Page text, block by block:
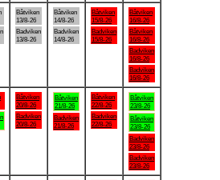
Båtviken
13/8-26
Badviken
13/8-26
Båtviken
14/8-26
Badviken
14/8-26
Båtviken
15/8-26
Badviken
15/8-26
Båtviken
16/8-26
Båtviken
16/8-26
Badviken
16/8-26
Badviken
16/8-26
Båtviken
20/8-26
Badviken
20/8-26
Båtviken
21/8-26
Badviken
21/8-26
Båtviken
22/8-26
Badviken
22/8-26
Båtviken
23/8-26
Båtviken
23/8-26
Badviken
23/8-26
Badviken
23/8-26